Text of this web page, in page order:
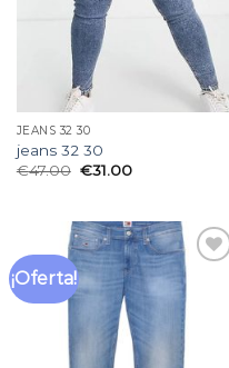
JEANS 32 30
jeans 32 30
€47.00 €31.00
¡Oferta!
Añadir